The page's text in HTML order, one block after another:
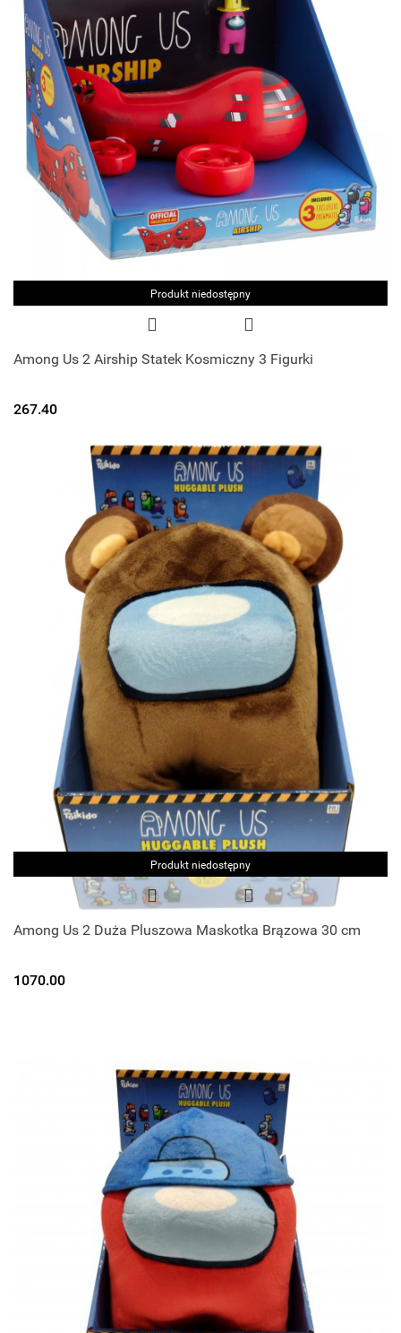
Produkt niedostępny
Among Us 2 Airship Statek Kosmiczny 3 Figurki
267.40
Produkt niedostępny
Among Us 2 Duża Pluszowa Maskotka Brązowa 30 cm
1070.00